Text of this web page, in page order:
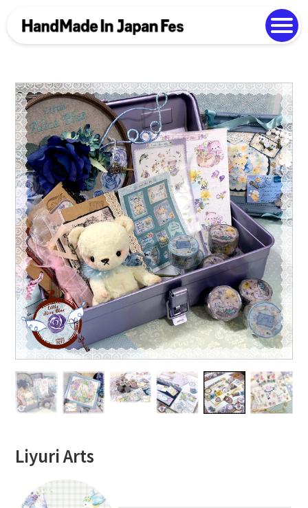
Photo Gallery
EN 中文
Liyuri Arts